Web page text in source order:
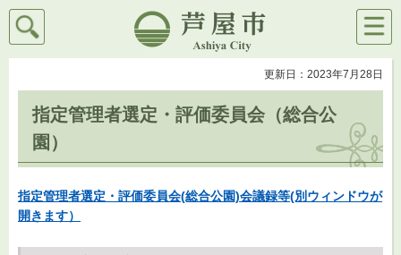
芦屋市
検索
メニ
ュー
更新日：2023年7月28日
指定管理者選定・評価委員会（総合公
園）
指定管理者選定・評価委員会(総合公園)会議録等(別ウィンドウが
開きます）